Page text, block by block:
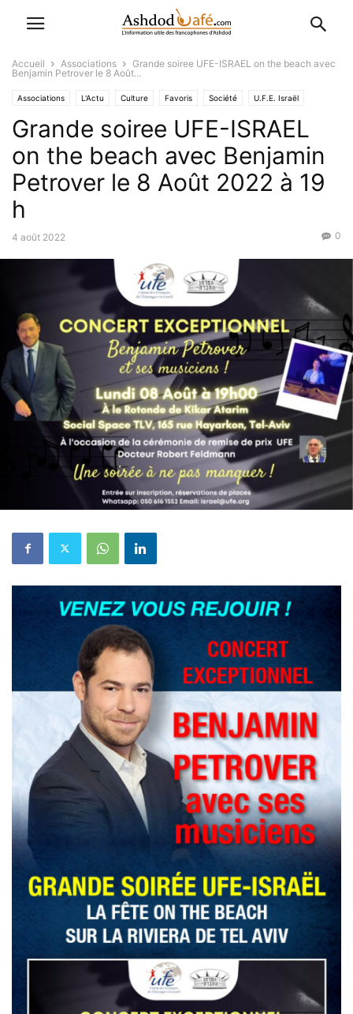
Accueil Associations
Grande soiree UFE-ISRAEL on the beach avec
Benjamin Petrover le 8 Août...
Associations L'Actu Culture Favoris Société U.F.E. Israël
Grande soiree UFE-ISRAEL
on the beach avec Benjamin
Petrover le 8 Août 2022 à 19
h
4 août 2022 0